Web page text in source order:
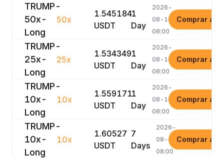
TRUMP-
50x-
Long
50x
1.545184
USDT
1
Day
2026-
08-10
08:00
Comprar
TRUMP-
25x-
Long
25x
1.534349
USDT
1
Day
2026-
08-10
08:00
Comprar
TRUMP-
10x-
Long
10x
1.559171
USDT
1
Day
2026-
08-10
08:00
Comprar
TRUMP-
10x-
Long
10x
1.60527
USDT
7
Days
2026-
08-16
08:00
Comprar